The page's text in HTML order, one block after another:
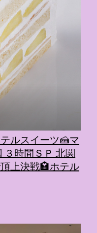
ルスイーツ🍰マ
３時間ＳＰ 北関
上決戦🏩ホテル